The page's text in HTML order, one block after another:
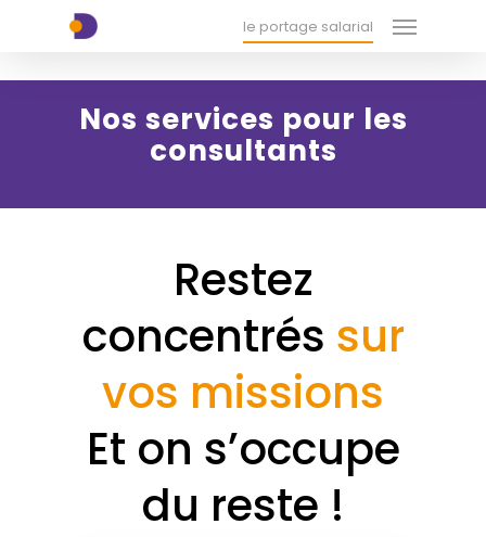
xx-xx-xx-xx
le portage salarial Menu
Nos services pour les
consultants
Restez
concentrés sur
vos missions
Et on s’occupe
du reste !